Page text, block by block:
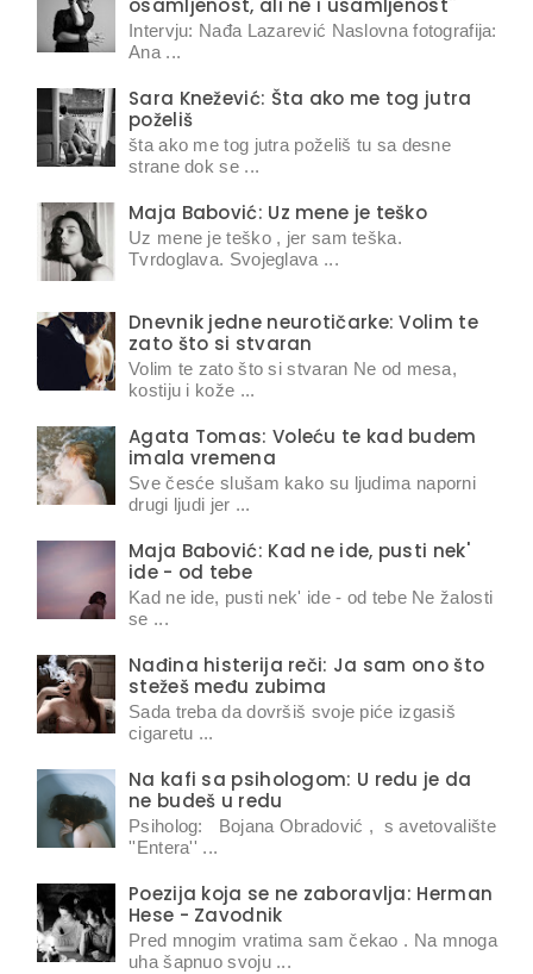
osamljenost, ali ne i usamljenost''
Intervju: Nađa Lazarević Naslovna fotografija:
Ana ...
Sara Knežević: Šta ako me tog jutra
poželiš
šta ako me tog jutra poželiš tu sa desne
strane dok se ...
Maja Babović: Uz mene je teško
Uz mene je teško , jer sam teška.
Tvrdoglava. Svojeglava ...
Dnevnik jedne neurotičarke: Volim te
zato što si stvaran
Volim te zato što si stvaran Ne od mesa,
kostiju i kože ...
Agata Tomas: Voleću te kad budem
imala vremena
Sve česće slušam kako su ljudima naporni
drugi ljudi jer ...
Maja Babović: Kad ne ide, pusti nek'
ide - od tebe
Kad ne ide, pusti nek' ide - od tebe Ne žalosti
se ...
Nađina histerija reči: Ja sam ono što
stežeš među zubima
Sada treba da dovršiš svoje piće izgasiš
cigaretu ...
Na kafi sa psihologom: U redu je da
ne budeš u redu
Psiholog: Bojana Obradović , s avetovalište
''Entera'' ...
Poezija koja se ne zaboravlja: Herman
Hese - Zavodnik
Pred mnogim vratima sam čekao . Na mnoga
uha šapnuo svoju ...